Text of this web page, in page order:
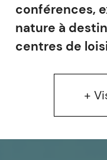
conférences,
nature à
centres de
+